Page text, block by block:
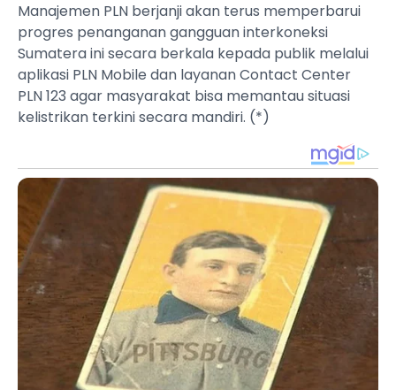
Manajemen PLN berjanji akan terus memperbarui
progres penanganan gangguan interkoneksi
Sumatera ini secara berkala kepada publik melalui
aplikasi PLN Mobile dan layanan Contact Center
PLN 123 agar masyarakat bisa memantau situasi
kelistrikan terkini secara mandiri. (*)